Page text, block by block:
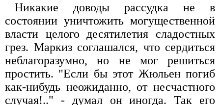
Никакие доводы рассудка не в
состоянии уничтожить могущественной
власти целого десятилетия сладостных
грез. Маркиз соглашался, что сердиться
неблагоразумно, но не мог решиться
простить. "Если бы этот Жюльен погиб
как-нибудь неожиданно, от несчастного
случая!.." - думал он иногда. Так его